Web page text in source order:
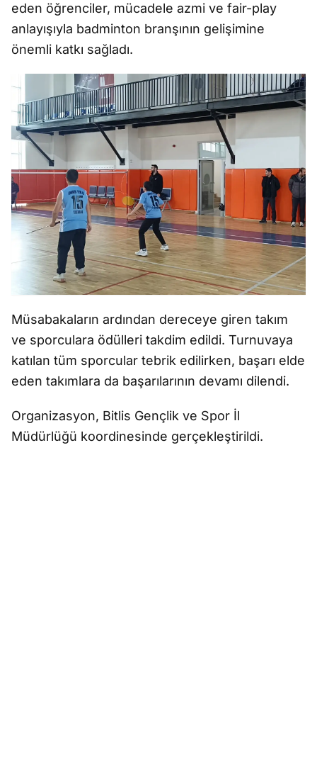
eden öğrenciler, mücadele azmi ve fair-play
anlayışıyla badminton branşının gelişimine
önemli katkı sağladı.
Müsabakaların ardından dereceye giren takım
ve sporculara ödülleri takdim edildi. Turnuvaya
katılan tüm sporcular tebrik edilirken, başarı elde
eden takımlara da başarılarının devamı dilendi.
Organizasyon, Bitlis Gençlik ve Spor İl
Müdürlüğü koordinesinde gerçekleştirildi.